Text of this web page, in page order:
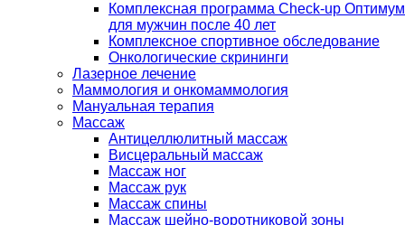
Комплексная программа Check-up Оптимум
для мужчин после 40 лет
Комплексное спортивное обследование
Онкологические скрининги
Лазерное лечение
Маммология и онкомаммология
Мануальная терапия
Массаж
Антицеллюлитный массаж
Висцеральный массаж
Массаж ног
Массаж рук
Массаж спины
Массаж шейно-воротниковой зоны